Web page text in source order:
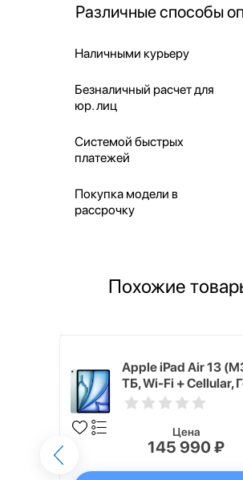
Различные способы
Наличными курьеру
Безналичный расчет для
юр. лиц
Системой быстрых
платежей
Покупка модели в
рассрочку
Похожие
Apple iPad Air 13
ТБ, Wi-Fi + Cellular,
(Blue)
Цена
145 990 ₽